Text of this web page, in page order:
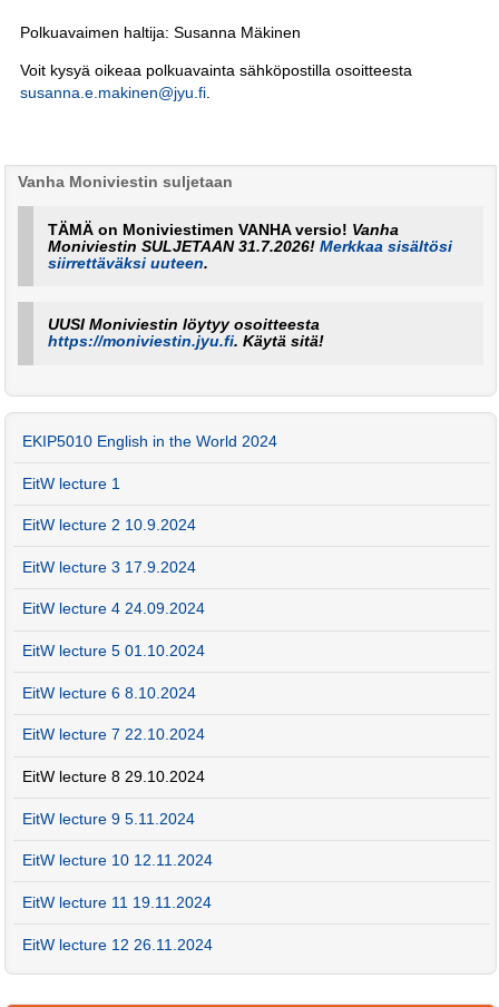
Polkuavaimen haltija: Susanna Mäkinen
Voit kysyä oikeaa polkuavainta sähköpostilla osoitteesta
susanna.e.makinen@jyu.fi.
Vanha Moniviestin suljetaan
TÄMÄ on Moniviestimen VANHA versio! Vanha
Moniviestin SULJETAAN 31.7.2026!Merkkaa sisältösi
siirrettäväksi uuteen.
UUSI Moniviestin löytyy osoitteesta
https://moniviestin.jyu.fi. Käytä sitä!
EKIP5010 English in the World 2024
EitW lecture 1
EitW lecture 2 10.9.2024
EitW lecture 3 17.9.2024
EitW lecture 4 24.09.2024
EitW lecture 5 01.10.2024
EitW lecture 6 8.10.2024
EitW lecture 7 22.10.2024
EitW lecture 8 29.10.2024
EitW lecture 9 5.11.2024
EitW lecture 10 12.11.2024
EitW lecture 11 19.11.2024
EitW lecture 12 26.11.2024